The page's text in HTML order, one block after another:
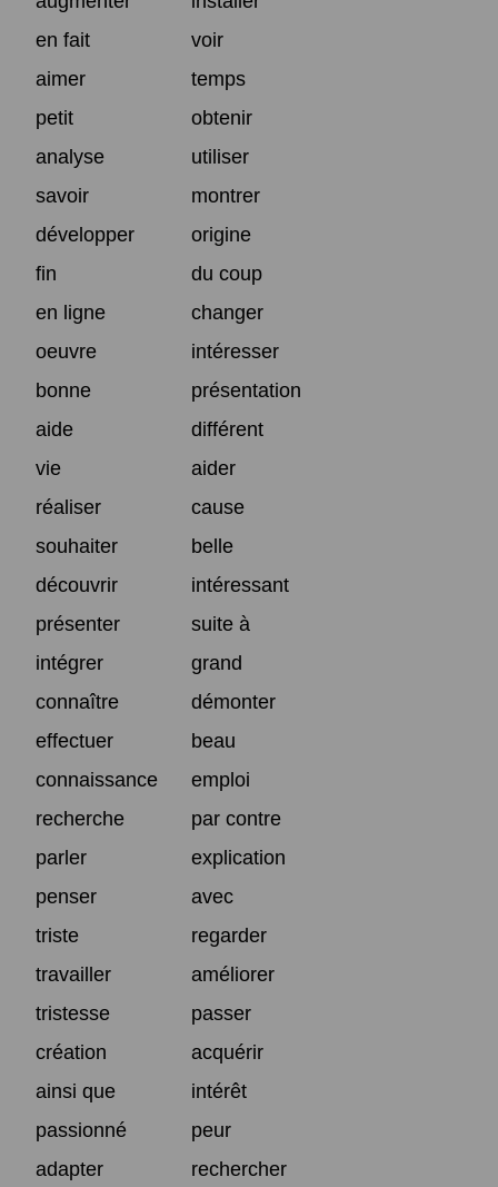
en fait
voir
aimer
temps
petit
obtenir
analyse
utiliser
savoir
montrer
développer
origine
fin
du coup
en ligne
changer
oeuvre
intéresser
bonne
présentation
aide
différent
vie
aider
réaliser
cause
souhaiter
belle
découvrir
intéressant
présenter
suite à
intégrer
grand
connaître
démonter
effectuer
beau
connaissance
emploi
recherche
par contre
parler
explication
penser
avec
triste
regarder
travailler
améliorer
tristesse
passer
création
acquérir
ainsi que
intérêt
passionné
peur
adapter
rechercher